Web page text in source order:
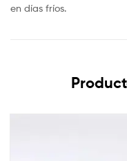
en días fríos.